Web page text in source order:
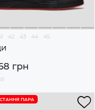
42 43 44 45
грн
ПАРА